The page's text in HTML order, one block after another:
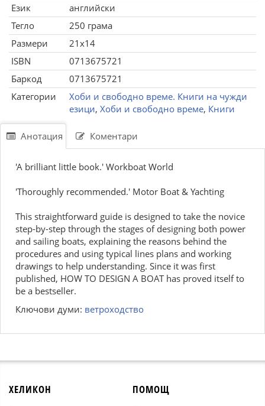
Език
английски
Тегло
250 грама
Размери
21x14
ISBN
0713675721
Баркод
0713675721
Категории
Хоби и свободно време. Книги на чужди
езици, Хоби и свободно време, Книги
Анотация Коментари
'A brilliant little book.' Workboat World
'Thoroughly recommended.' Motor Boat & Yachting
This straightforward guide is designed to take the novice
step-by-step through the stages of designing both power
and sailing boats, explaining the reasons behind the
procedures and using typical lines plans and working
drawings to help understanding. Since it was first
published, HOW TO DESIGN A BOAT has proved itself to
be a bestseller.
Ключови думи: ветроходство
ХЕЛИКОН ПОМОЩ